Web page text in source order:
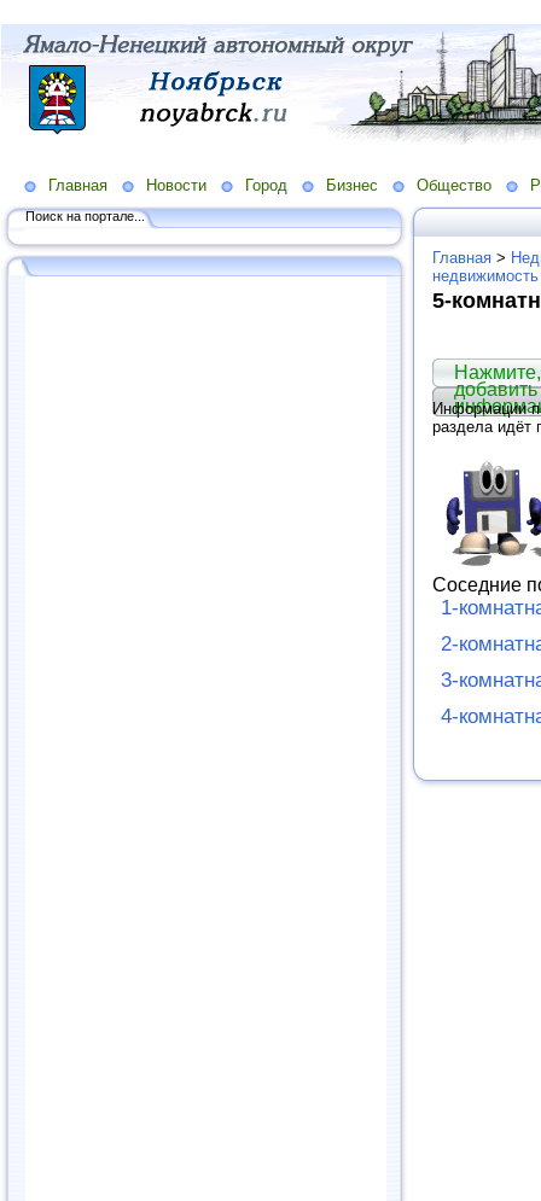
Главная Новости Город Бизнес Общество
Поиск на портале...
Главная >
недвижимость
5-
Информации
раздела идёт
Соседние
1-
2-
3-
4-